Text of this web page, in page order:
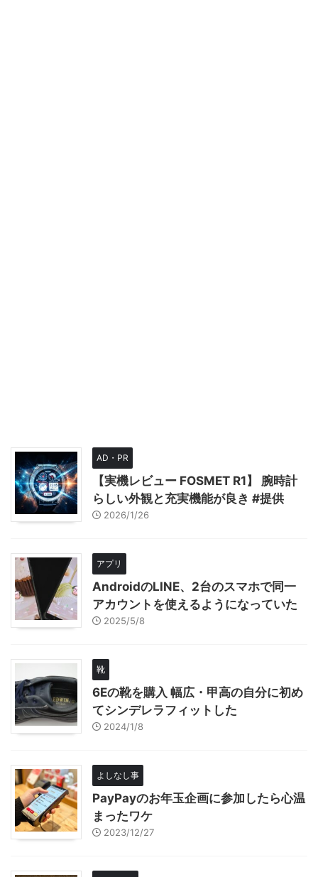
AD・PR
【実機レビュー FOSMET R1】 腕時計
らしい外観と充実機能が良き #提供
2026/1/26
アプリ
AndroidのLINE、2台のスマホで同一
アカウントを使えるようになっていた
2025/5/8
靴
6Eの靴を購入 幅広・甲高の自分に初め
てシンデレラフィットした
2024/1/8
よしなし事
PayPayのお年玉企画に参加したら心温
まったワケ
2023/12/27